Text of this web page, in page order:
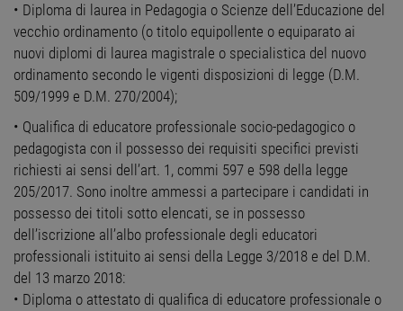
• Diploma di laurea in Pedagogia o Scienze dell’Educazione del
vecchio ordinamento (o titolo equipollente o equiparato ai
nuovi diplomi di laurea magistrale o specialistica del nuovo
ordinamento secondo le vigenti disposizioni di legge (D.M.
509/1999 e D.M. 270/2004);
• Qualifica di educatore professionale socio-pedagogico o
pedagogista con il possesso dei requisiti specifici previsti
richiesti ai sensi dell’art. 1, commi 597 e 598 della legge
205/2017. Sono inoltre ammessi a partecipare i candidati in
possesso dei titoli sotto elencati, se in possesso
dell’iscrizione all’albo professionale degli educatori
professionali istituito ai sensi della Legge 3/2018 e del D.M.
del 13 marzo 2018:
• Diploma o attestato di qualifica di educatore professionale o